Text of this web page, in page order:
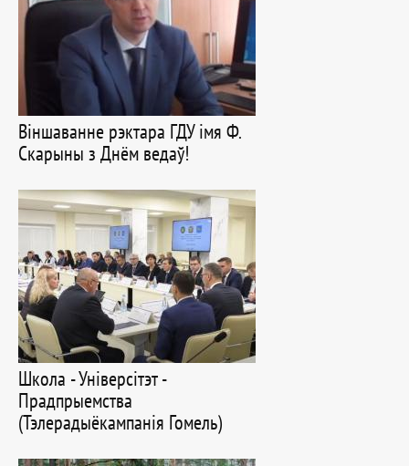
Віншаванне рэктара ГДУ імя Ф.
Скарыны з Днём ведаў!
Школа - Універсітэт -
Прадпрыемства
(Тэлерадыёкампанія Гомель)